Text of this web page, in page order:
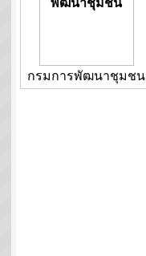
กรมการพัฒนาชุมชน